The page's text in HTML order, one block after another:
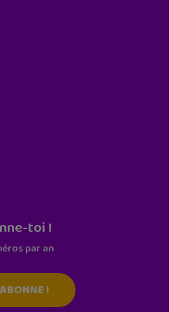
toi !
par an
!